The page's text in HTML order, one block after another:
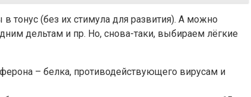
тонус (без их стимула для развития). А можно
дельтам и пр. Но, снова-таки, выбираем лёгкие
– белка, противодействующего вирусам и